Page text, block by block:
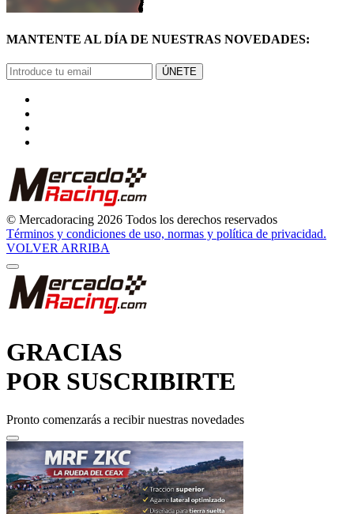
© Mercadoracing 2026 Todos los derechos reservados
Términos y condiciones de uso, normas y política de privacidad.
VOLVER ARRIBA
POR SUSCRIBIRTE